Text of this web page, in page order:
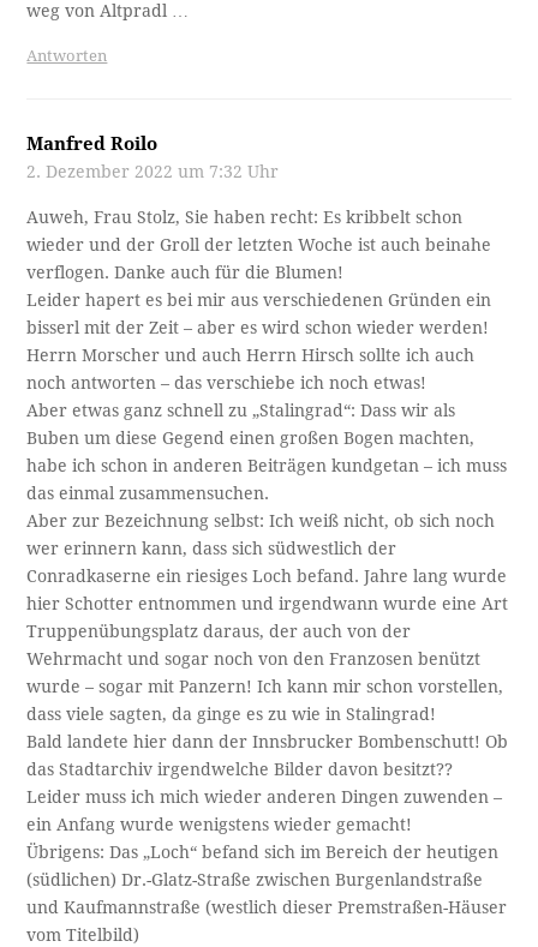
weg von Altpradl …
Antworten
Manfred Roilo
2. Dezember 2022 um 7:32 Uhr
Auweh, Frau Stolz, Sie haben recht: Es kribbelt schon
wieder und der Groll der letzten Woche ist auch beinahe
verflogen. Danke auch für die Blumen!
Leider hapert es bei mir aus verschiedenen Gründen ein
bisserl mit der Zeit – aber es wird schon wieder werden!
Herrn Morscher und auch Herrn Hirsch sollte ich auch
noch antworten – das verschiebe ich noch etwas!
Aber etwas ganz schnell zu „Stalingrad“: Dass wir als
Buben um diese Gegend einen großen Bogen machten,
habe ich schon in anderen Beiträgen kundgetan – ich muss
das einmal zusammensuchen.
Aber zur Bezeichnung selbst: Ich weiß nicht, ob sich noch
wer erinnern kann, dass sich südwestlich der
Conradkaserne ein riesiges Loch befand. Jahre lang wurde
hier Schotter entnommen und irgendwann wurde eine Art
Truppenübungsplatz daraus, der auch von der
Wehrmacht und sogar noch von den Franzosen benützt
wurde – sogar mit Panzern! Ich kann mir schon vorstellen,
dass viele sagten, da ginge es zu wie in Stalingrad!
Bald landete hier dann der Innsbrucker Bombenschutt! Ob
das Stadtarchiv irgendwelche Bilder davon besitzt??
Leider muss ich mich wieder anderen Dingen zuwenden –
ein Anfang wurde wenigstens wieder gemacht!
Übrigens: Das „Loch“ befand sich im Bereich der heutigen
(südlichen) Dr.-Glatz-Straße zwischen Burgenlandstraße
und Kaufmannstraße (westlich dieser Premstraßen-Häuser
vom Titelbild)